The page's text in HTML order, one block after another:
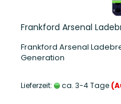
Frankford Arsenal
Frankford Arsenal
Generation
Lieferzeit: ca. 3-4 Tage